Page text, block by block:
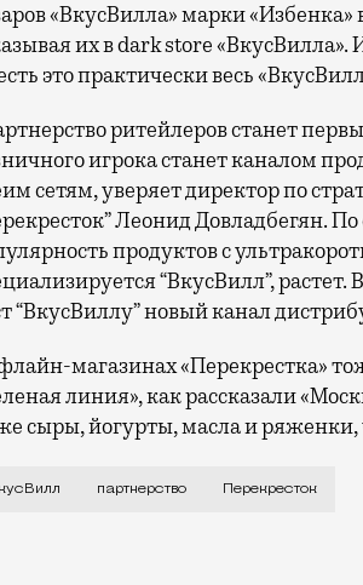
«ВкусВилла» марки
их в dark store
это практически весь
ритейлеров станет
игрока станет каналом
сетям, уверяет директор по
Леонид Довладбегян.
продуктов с
“ВкусВилл”, растет.
“ВкусВиллу” новый канал
магазинах «Перекрестка»
линия», как рассказали
сыры, йогурты, масла и ряженки,
хочется спросить: а что, так
партнерство Перекресток